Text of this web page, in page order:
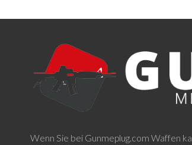
Wenn Sie bei Gunmeplug.com Waffen